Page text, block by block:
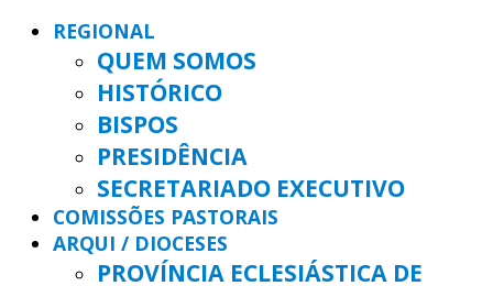
REGIONAL
QUEM SOMOS
HISTÓRICO
BISPOS
PRESIDÊNCIA
SECRETARIADO EXECUTIVO
COMISSÕES PASTORAIS
ARQUI / DIOCESES
PROVÍNCIA ECLESIÁSTICA DE